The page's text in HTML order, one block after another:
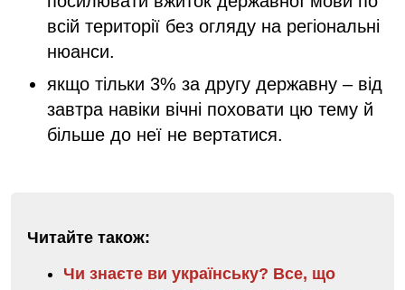
всій території без огляду на регіональні
нюанси.
якщо тільки 3% за другу державну – від
завтра навіки вічні поховати цю тему й
більше до неї не вертатися.
Читайте також:
Чи знаєте ви українську? Все, що